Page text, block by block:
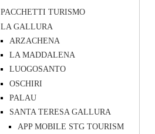
PACCHETTI TURISMO
LA GALLURA
ARZACHENA
LA MADDALENA
LUOGOSANTO
OSCHIRI
PALAU
SANTA TERESA GALLURA
APP MOBILE STG TOURISM